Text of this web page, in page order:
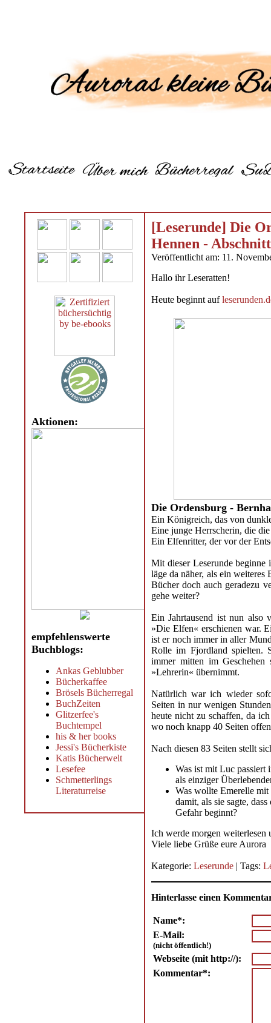
Aktionen:
empfehlenswerte
Buchblogs:
Ankas Geblubber
Bücherkaffee
Brösels Bücherregal
BuchZeiten
Glitzerfee's
Buchtempel
his & her books
Jessi's Bücherkiste
Katis Bücherwelt
Lesefee
Schmetterlings
Literaturreise
[Leserunde] Die
Hennen -
Veröffentlicht am: 11.
Hallo ihr Leseratten!
Heute beginnt auf
Die Ordensburg -
Ein Königreich, das von
Eine junge Herrscherin, die
Ein Elfenritter, der vor der
Mit dieser Leserunde beginne
läge da näher, als ein
Bücher doch auch geradezu
gehe weiter?
Ein Jahrtausend ist nun also
»Die Elfen« erschienen war.
ist er noch immer in aller
Rolle im Fjordland spielten.
immer mitten im
»Lehrerin« übernimmt.
Natürlich war ich wieder
Seiten in nur wenigen
heute nicht zu schaffen, da
wo noch knapp 40 Seiten
Nach diesen 83 Seiten stellt
Was ist mit Luc passiert
als einziger
Was wollte Emerelle
damit, als sie sagte,
Gefahr beginnt?
Ich werde morgen weiterlesen
Viele liebe Grüße eure Aurora
Kategorie:Leserunde | Tags:
Hinterlasse einen
Name*:
E-Mail:
(nicht öffentlich!)
Webseite (mit http://):
Kommentar*: